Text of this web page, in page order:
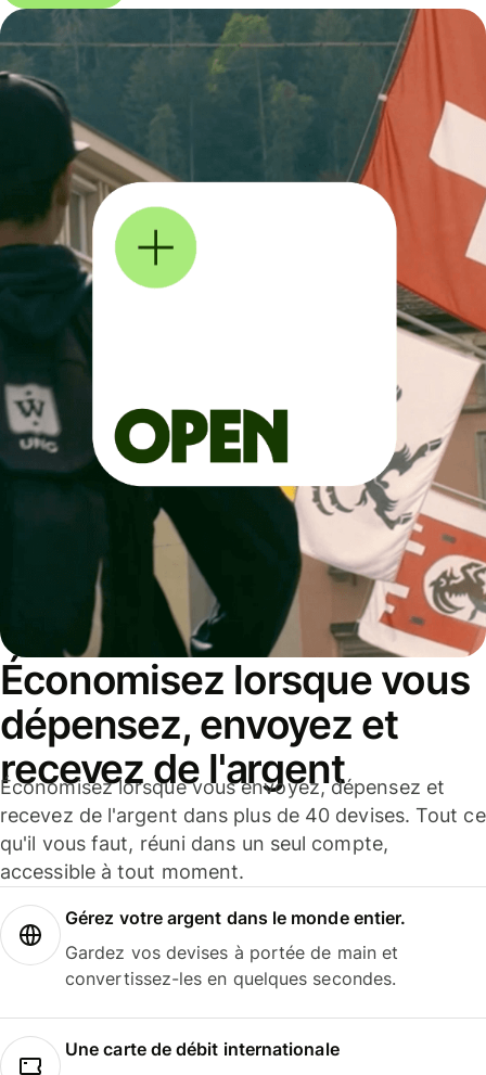
Économisez lorsque vous
dépensez, envoyez et
recevez de l'argent
Économisez lorsque vous envoyez, dépensez et
recevez de l'argent dans plus de 40 devises. Tout ce
qu'il vous faut, réuni dans un seul compte,
accessible à tout moment.
Gérez votre argent dans le monde entier.
Gardez vos devises à portée de main et
convertissez-les en quelques secondes.
Une carte de débit internationale